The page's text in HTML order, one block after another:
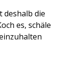
die
es, schäle